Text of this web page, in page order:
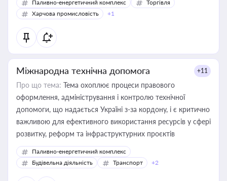
Паливно-енергетичний комплекс
Торгівля
Харчова промисловість
+1
Міжнародна технічна допомога +11
Про що тема: Тема охоплює процеси правового
оформлення, адміністрування і контролю технічної
допомоги, що надається Україні з-за кордону, і є критично
важливою для ефективного використання ресурсів у сфері
розвитку, реформ та інфраструктурних проєктів
Паливно-енергетичний комплекс
Будівельна діяльність
Транспорт +2